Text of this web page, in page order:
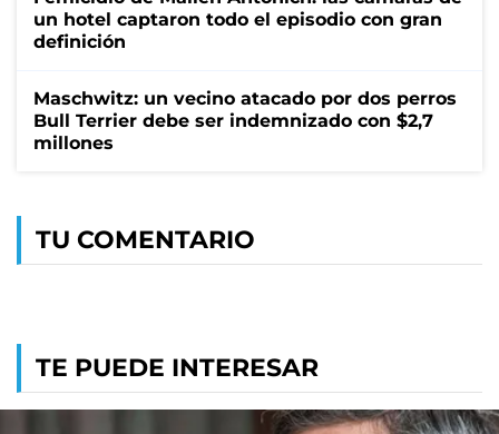
un hotel captaron todo el episodio con gran
definición
Maschwitz: un vecino atacado por dos perros
Bull Terrier debe ser indemnizado con $2,7
millones
TU COMENTARIO
TE PUEDE INTERESAR